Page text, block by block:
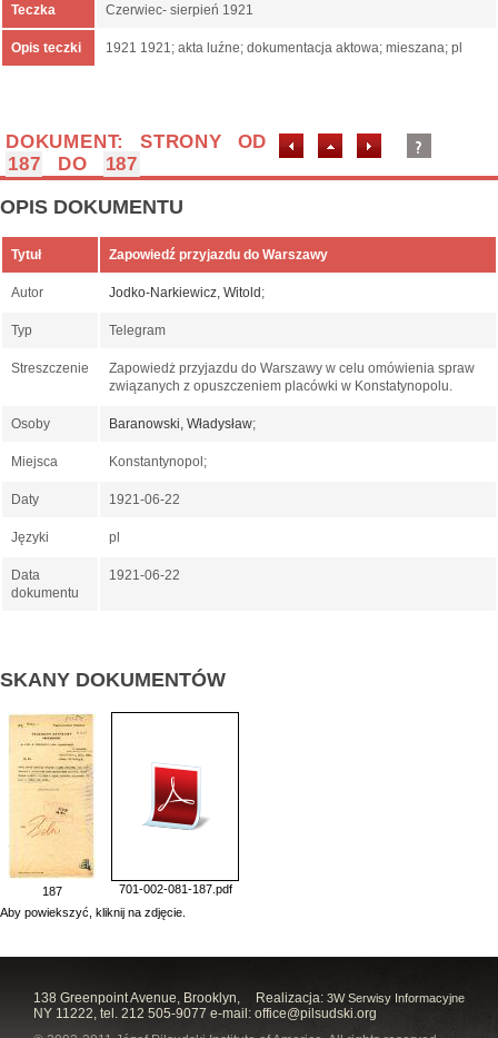
Teczka Czerwiec- sierpień 1921
Opis teczki 1921 1921; akta luźne; dokumentacja aktowa; mieszana; pl
DOKUMENT: STRONY OD
187
DO 187
OPIS DOKUMENTU
Tytuł Zapowiedź przyjazdu do Warszawy
Autor Jodko-Narkiewicz, Witold ;
Typ Telegram
Streszczenie
Zapowiedż przyjazdu do Warszawy w celu omówienia spraw
związanych z opuszczeniem placówki w Konstatynopolu.
Osoby Baranowski, Władysław;
Miejsca Konstantynopol;
Daty 1921-06-22
Języki pl
Data
dokumentu
1921-06-22
SKANY DOKUMENTÓW
187
701-002-081-187.pdf
Aby powiekszyć, kliknij na zdjęcie.
Realizacja: 3W Serwisy Informacyjne
138 Greenpoint Avenue, Brooklyn,
NY 11222, tel. 212 505-9077 e-mail: office@pilsudski.org